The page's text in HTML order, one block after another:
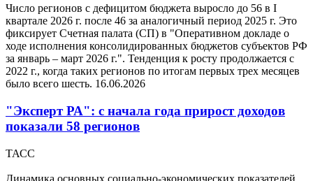
Число регионов с дефицитом бюджета выросло до 56 в I
квартале 2026 г. после 46 за аналогичный период 2025 г. Это
фиксирует Счетная палата (СП) в "Оперативном докладе о
ходе исполнения консолидированных бюджетов субъектов РФ
за январь – март 2026 г.". Тенденция к росту продолжается с
2022 г., когда таких регионов по итогам первых трех месяцев
было всего шесть. 16.06.2026
"Эксперт РА": с начала года прирост доходов
показали 58 регионов
ТАСС
Динамика основных социально-экономических показателей